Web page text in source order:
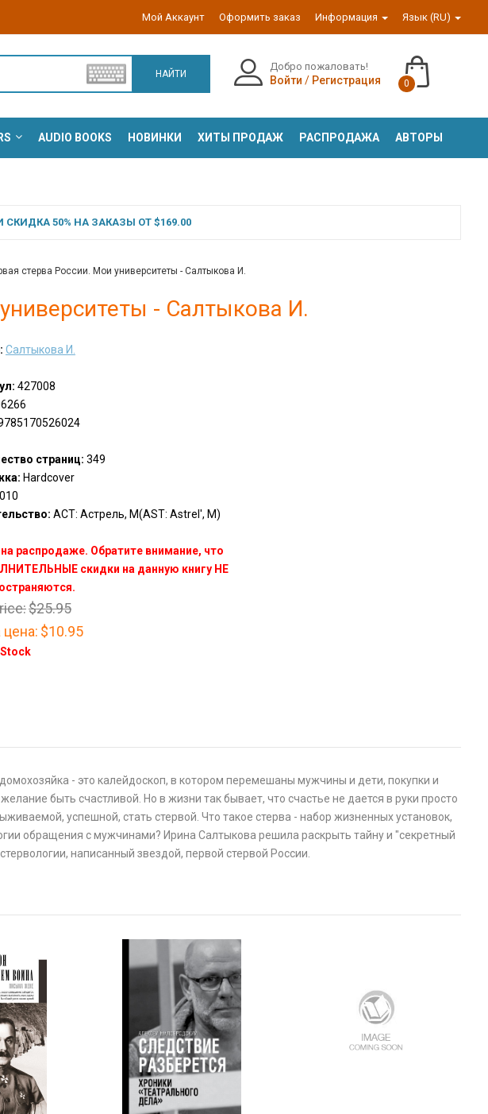
Мой Аккаунт Оформить заказ Информация Язык (RU)
НАЙТИ
Добро пожаловать!
Войти / Регистрация 0
AUDIO BOOKS НОВИНКИ ХИТЫ ПРОДАЖ РАСПРОДАЖА АВТОРЫ
50% НА ЗАКАЗЫ ОТ $169.00
стерва России. Мои университеты - Салтыкова И.
- Салтыкова И.
Салтыкова И.
427008
страниц: 349
Hardcover
АСТ: Астрель, М(AST: Astrel', M)
на распродаже. Обратите внимание, что
скидки на данную книгу НЕ
$25.95
$10.95
Stock
- это калейдоскоп, в котором перемешаны мужчины и дети, покупки и
быть счастливой. Но в жизни так бывает, что счастье не дается в руки просто
успешной, стать стервой. Что такое стерва - набор жизненных установок,
обращения с мужчинами? Ирина Салтыкова решила раскрыть тайну и "секретный
написанный звездой, первой стервой России.